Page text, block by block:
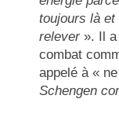
toujours là et
relever ». Il a
combat
appelé à « ne
Schengen